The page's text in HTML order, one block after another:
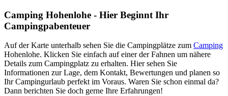
Camping Hohenlohe - Hier Beginnt Ihr
Campingpabenteuer
Auf der Karte unterhalb sehen Sie die Campingplätze zum Camping
Hohenlohe. Klicken Sie einfach auf einer der Fahnen um nähere
Details zum Campingplatz zu erhalten. Hier sehen Sie
Informationen zur Lage, dem Kontakt, Bewertungen und planen so
Ihr Campingurlaub perfekt im Voraus. Waren Sie schon einmal da?
Dann berichten Sie doch gerne Ihre Erfahrungen!